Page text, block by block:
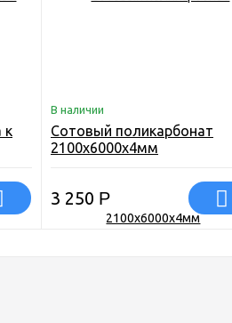
к
В наличии
Сотовый поликарбонат
2100х6000х4мм
3 250 Р